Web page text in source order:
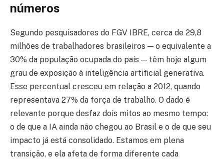
números
Segundo pesquisadores do FGV IBRE, cerca de 29,8
milhões de trabalhadores brasileiros — o equivalente a
30% da população ocupada do país — têm hoje algum
grau de exposição à inteligência artificial generativa.
Esse percentual cresceu em relação a 2012, quando
representava 27% da força de trabalho. O dado é
relevante porque desfaz dois mitos ao mesmo tempo:
o de que a IA ainda não chegou ao Brasil e o de que seu
impacto já está consolidado. Estamos em plena
transição, e ela afeta de forma diferente cada